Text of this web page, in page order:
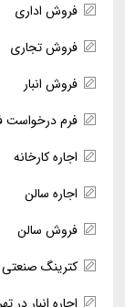
فروش اداری
فروش تجاری
فروش انبار
فرم
اجاره کارخانه
اجاره سالن
فروش سالن
کترینگ صنعتی